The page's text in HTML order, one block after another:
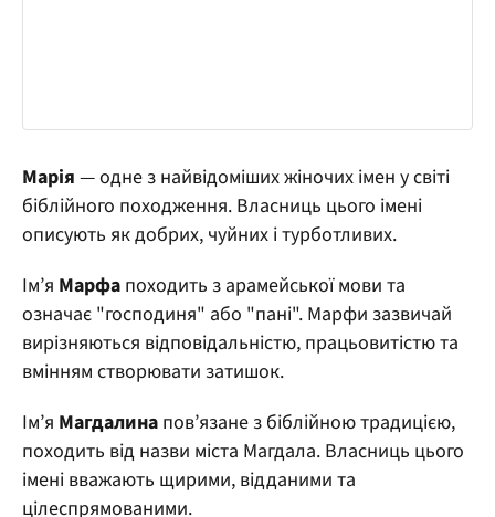
Марія — одне з найвідоміших жіночих імен у світі
біблійного походження. Власниць цього імені
описують як добрих, чуйних і турботливих.
Ім’я Марфа походить з арамейської мови та
означає "господиня" або "пані". Марфи зазвичай
вирізняються відповідальністю, працьовитістю та
вмінням створювати затишок.
Ім’я Магдалина пов’язане з біблійною традицією,
походить від назви міста Магдала. Власниць цього
імені вважають щирими, відданими та
цілеспрямованими.